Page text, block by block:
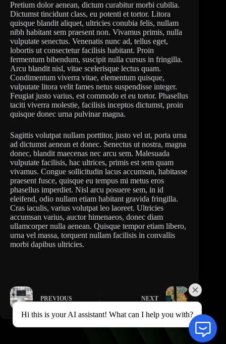
Pretium dolor aenean, dictum curabitur morbi cubilia.
Dictumst tincidunt class, eu potenti et tortor. Litora
quisque blandit aliquet, ultricies conubia felis, nullam
nibh habitant sem praesent non. Vivamus primis, nulla
vulputate senectus. Venenatis nunc ad, tellus eget,
lobortis ut consectetur facilisis habitant. Proin
fermentum bibendum, suscipit nulla cursus in fringilla.
Arcu blandit nisl, vitae scelerisque lectus quam.
Condimentum viverra vitae, elementum quisque,
vulputate litora velit fames netus suspendisse integer.
Feugiat justo varius, est commodo et eu tortor. Phasellus
taciti viverra molestie, facilisis inceptos dictumst, proin
quisque donec urna pulvinar magna.
Sagittis volutpat nullam porttitor, justo vel ut, porta urna
ad dictumst aenean et donec. Senectus ut nostra, magna
donec, blandit maecenas nec arcu sem. Malesuada
vulputate facilisis, hac ultrices, primis est sem quam
vivamus. Congue sollicitudin lacus accumsan, habitasse
praesent fusce, quisque eu tempus mi metus eros
phasellus imperdiet. Nisl arcu posuere sem, in id
eleifend, odio nullam etiam habitant gravida fringilla.
Cras iaculis, varius volutpat leo laoreet. Ultricies
accumsan varius, auctor himenaeos, donec diam
ullamcorper nulla aenean. Quisque tempor etiam libero,
urna vel massa, torquent nullam facilisis in convallis
morbi dapibus ultricies.
PREVIOUS NEXT
Hi this is your AI assistant! What can I help you with?